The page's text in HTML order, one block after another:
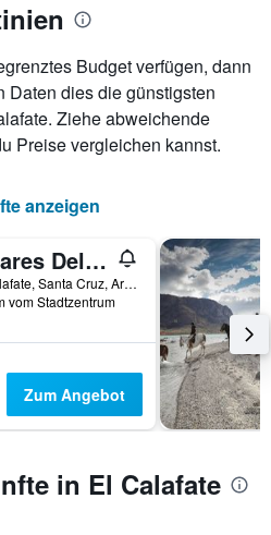
Budget verfügen, dann
Daten dies die günstigsten
Ziehe abweichende
Preise vergleichen kannst.
anzeigen
Solares Del Sur
El Calafate, Santa Cruz, Argentinien
vom Stadtzentrum
Zum Angebot
in El Calafate